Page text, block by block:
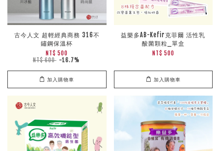
古今人文 超輕經典商務 316不
鏽鋼保溫杯
NT$ 500
NT$ 600 -16.7%
加入購物車
益樂多AB-Kefir克菲爾 活性乳
酸菌顆粒_單盒
NT$ 500
加入購物車